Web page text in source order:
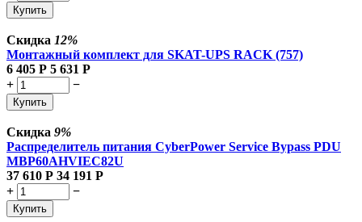
Купить
Скидка 12%
Монтажный комплект для SKAT-UPS RACK (757)
6 405 Р 5 631 Р
+
−
Купить
Скидка 9%
Распределитель питания CyberPower Service Bypass PDU
MBP60AHVIEC82U
37 610 Р 34 191 Р
+
−
Купить